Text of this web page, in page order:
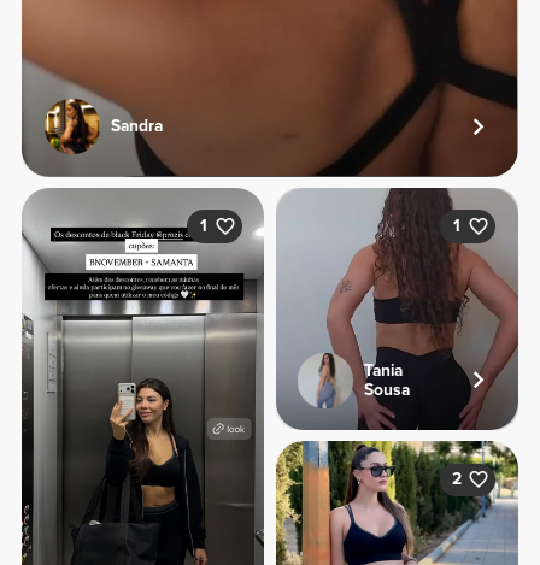
Sandra
1 1
Tania
Sousa
2